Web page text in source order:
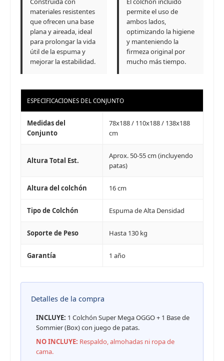
materiales resistentes
que ofrecen una base
plana y aireada, ideal
para prolongar la vida
útil de la espuma y
mejorar la estabilidad.
permite el uso de
ambos lados,
optimizando la higiene
y manteniendo la
firmeza original por
mucho más tiempo.
ESPECIFICACIONES DEL CONJUNTO
Medidas del
Conjunto
78x188 / 110x188 / 138x188
cm
Altura Total Est.
Aprox. 50-55 cm (incluyendo
patas)
Altura del colchón 16 cm
Tipo de Colchón Espuma de Alta Densidad
Soporte de Peso Hasta 130 kg
Garantía 1 año
Detalles de la compra
INCLUYE: 1 Colchón Super Mega OGGO + 1 Base de
Sommier (Box) con juego de patas.
NO INCLUYE: Respaldo, almohadas ni ropa de
cama.
tarjeta de crédito
Celular
Fecha de nacimiento
Continuar
¡Tenés hasta
para comprar en las cuotas que
prefieras!
Elegí tus productos preferidos
Elegí Pago Después como metodo de pago
* sujeto a aprobación crediticia. El monto disponible
Parece que no tenes oferta, lamentamos
el inconveniente, por cualquier duda
contactanos en
preguntas@pagodespues.com.uy
¡Algo salió mal!
Por favor intenta nuevamente mas tarde.